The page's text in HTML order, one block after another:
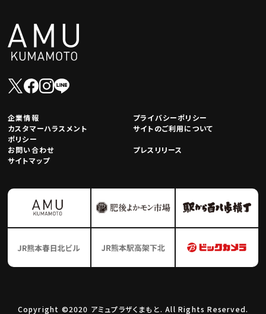
企業情報
プライバシーポリシー
カスタマーハラスメント
ポリシー
サイトのご利用について
お問い合わせ
プレスリリース
サイトマップ
Copyright ©2020 アミュプラザくまもと. All Rights Reserved.